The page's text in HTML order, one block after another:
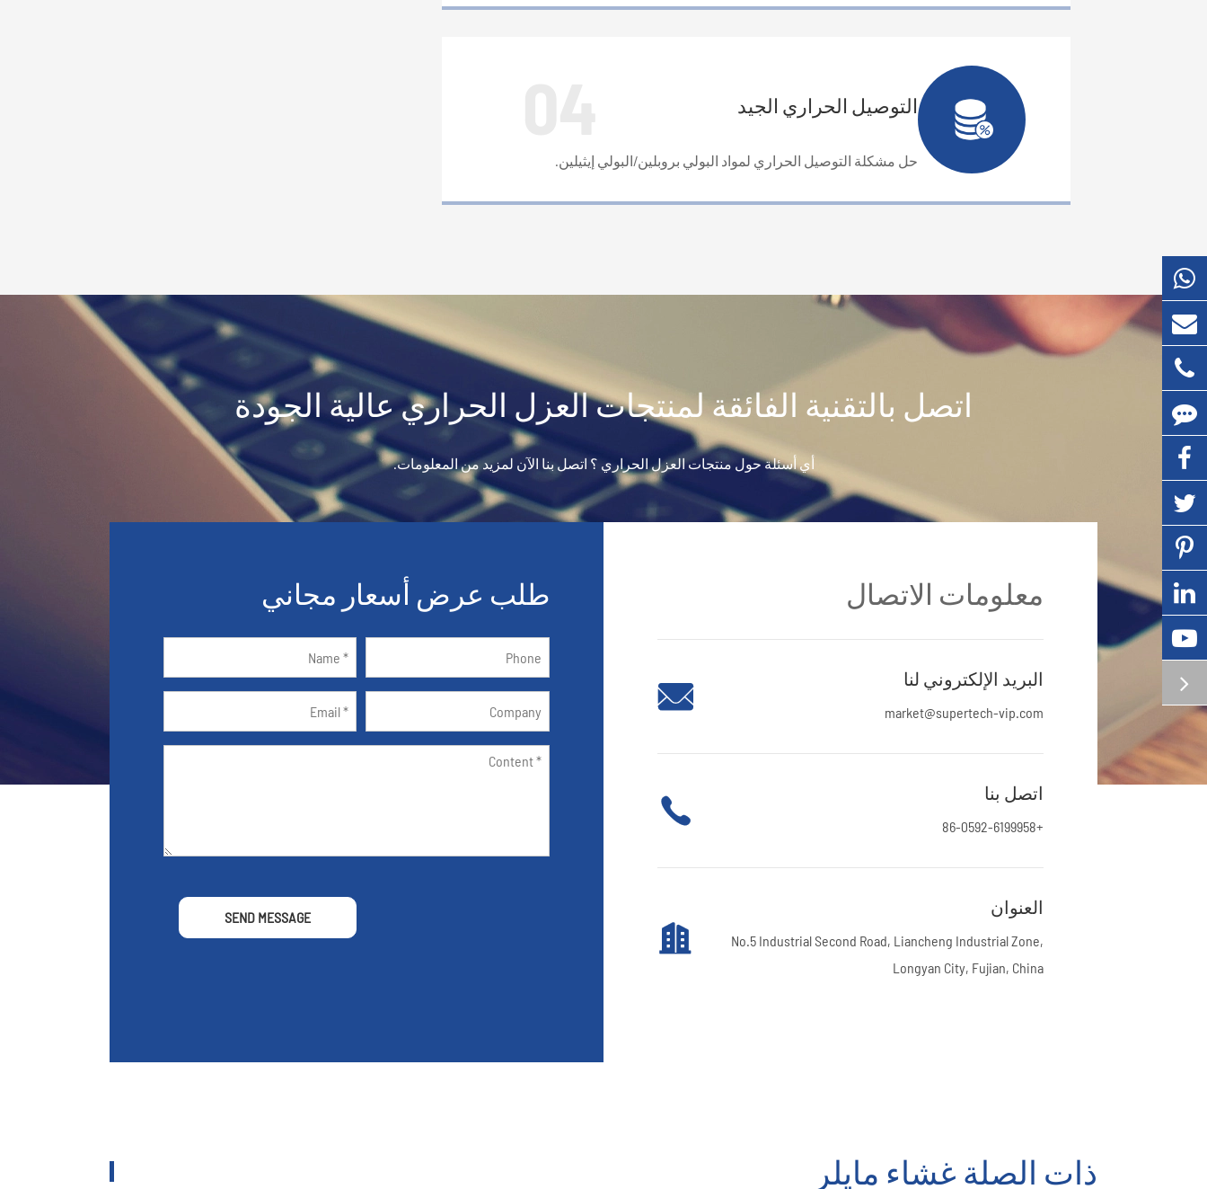
التوصيل الحراري الجيد
حل مشكلة التوصيل الحراري لمواد البولي بروبلين/البولي إيثيلين.
اتصل بالتقنية الفائقة لمنتجات العزل الحراري عالية الجودة
أي أسئلة حول منتجات العزل الحراري ؟ اتصل بنا الآن لمزيد من المعلومات.
معلومات الاتصال
 البريد الإلكتروني لنا
market@supertech-vip.com
 اتصل بنا
+86-0592-6199958

العنوان
No.5 Industrial Second Road, Liancheng Industrial Zone,
Longyan City, Fujian, China
طلب عرض أسعار مجاني
SEND MESSAGE
ذات الصلة غشاء مايلر